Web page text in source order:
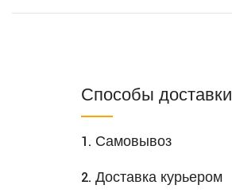
Способы доставки
1. Самовывоз
2. Доставка курьером